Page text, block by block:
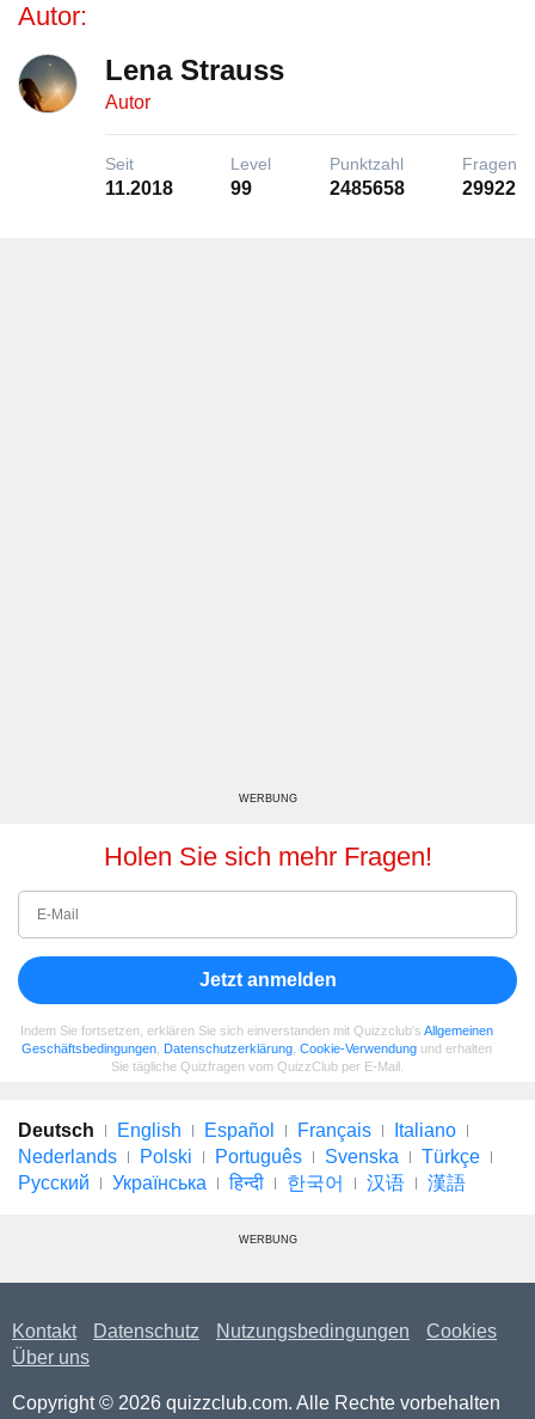
Autor:
Lena Strauss
Autor
Seit
11.2018
Level
99
Punktzahl
2485658
Fragen
29922
WERBUNG
Holen Sie sich mehr Fragen!
Jetzt anmelden
Indem Sie fortsetzen, erklären Sie sich einverstanden mit Quizzclub's Allgemeinen
Geschäftsbedingungen Datenschutzerklärung Cookie-Verwendung und erhalten
Sie tägliche Quizfragen vom QuizzClub per E-Mail.
Deutsch English Español Français
Italiano
Nederlands
Polski Português Svenska
Türkçe
Русский
Українська हिन्दी 한국어 汉语 漢語
WERBUNG
Kontakt Datenschutz Nutzungsbedingungen
Cookies
Über uns
Copyright © 2026 quizzclub.com. Alle Rechte vorbehalten